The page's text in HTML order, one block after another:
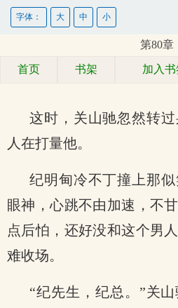
字体： 大 中 小
第80章
首页 书架 加入
这时，关山驰忽然转
人在打量他。
纪明甸冷不丁撞上那
眼神，心跳不由加速，不
点后怕，还好没和这个男
难收场。
“纪先生，纪总。”关